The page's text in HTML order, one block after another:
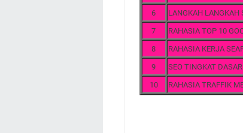
6
LANGKAH LANGKAH
7
RAHASIA TOP 10
8
RAHASIA KERJA
9
SEO TINGKAT
10
RAHASIA TRAFFIK